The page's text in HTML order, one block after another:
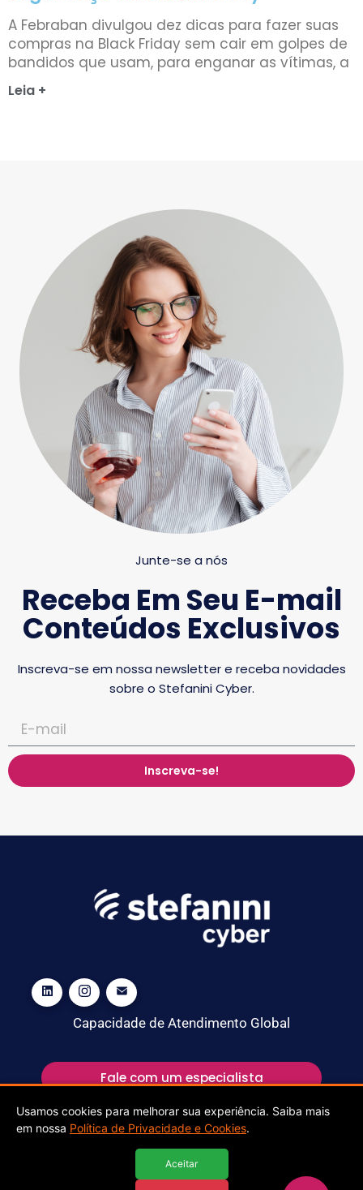
A Febraban divulgou dez dicas para fazer suas
compras na Black Friday sem cair em golpes de
bandidos que usam, para enganar as vítimas, a
Leia +
Junte-se a nós
Receba Em Seu E-mail
Conteúdos Exclusivos
Inscreva-se em nossa newsletter e receba novidades
sobre o Stefanini Cyber.
Inscreva-se!
Capacidade de Atendimento Global
Fale com um especialista
Usamos cookies para melhorar sua experiência. Saiba mais
em nossa Política de Privacidade e Cookies.
Aceitar